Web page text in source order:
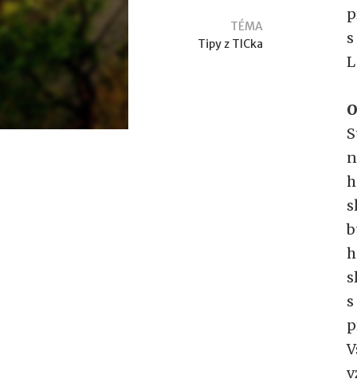
TÉMA
Tipy z TICka